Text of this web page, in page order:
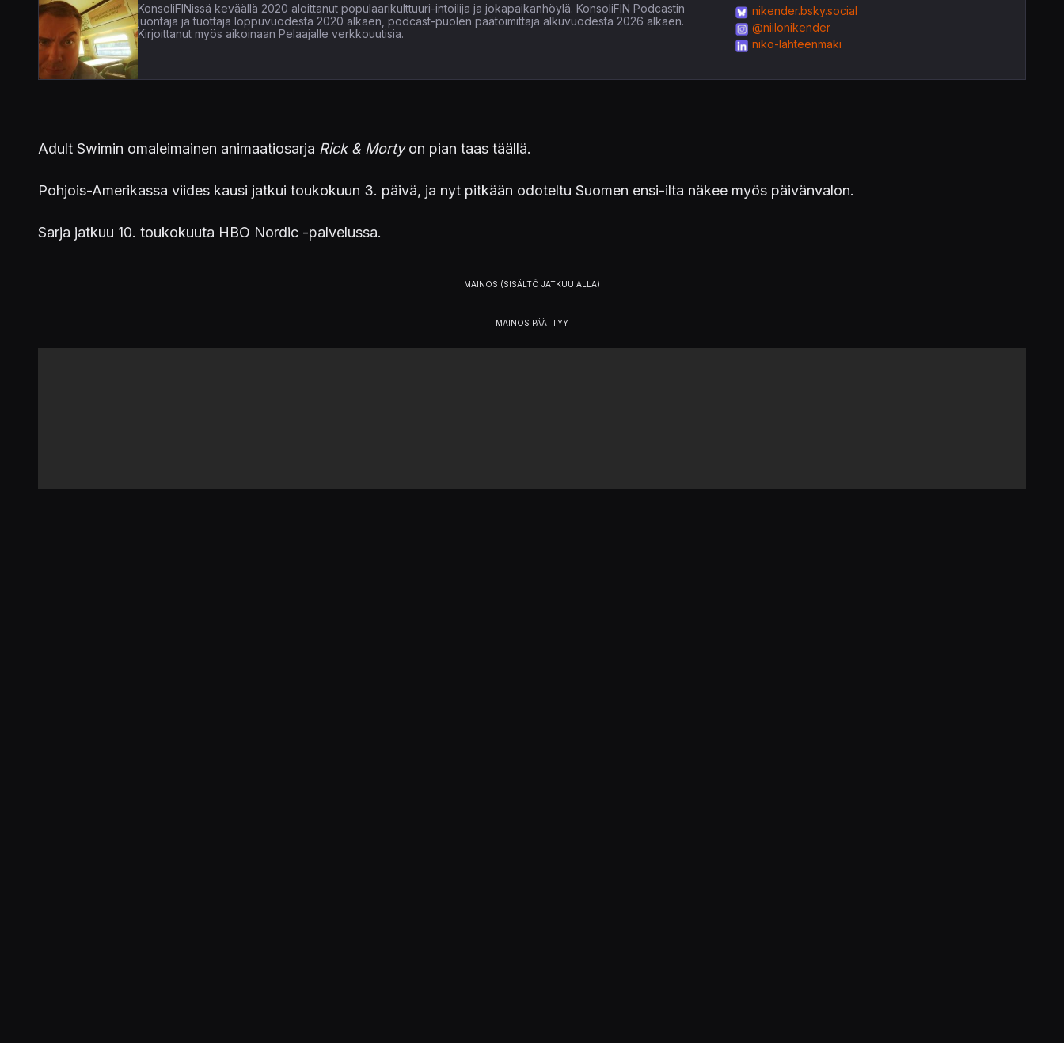
KonsoliFINissä keväällä 2020 aloittanut populaarikulttuuri-intoilija ja jokapaikanhöylä. KonsoliFIN Podcastin
juontaja ja tuottaja loppuvuodesta 2020 alkaen, podcast-puolen päätoimittaja alkuvuodesta 2026 alkaen.
Kirjoittanut myös aikoinaan Pelaajalle verkkouutisia.
nikender.bsky.social
@niilonikender
niko-lahteenmaki
Adult Swimin omaleimainen animaatiosarja Rick & Mortyon pian taas täällä.
Pohjois-Amerikassa viides kausi jatkui toukokuun 3. päivä, ja nyt pitkään odoteltu Suomen ensi-ilta näkee myös päivänvalon.
Sarja jatkuu 10. toukokuuta HBO Nordic -palvelussa.